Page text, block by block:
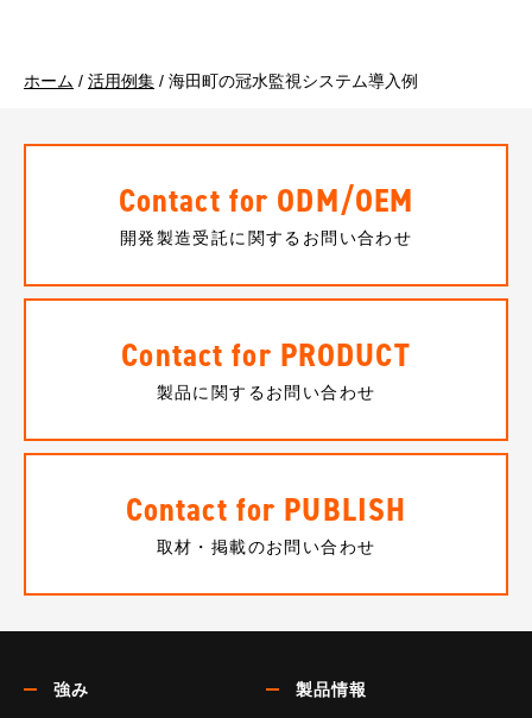
ホーム / 活用例集 / 海田町の冠水監視システム導入例
Contact for ODM/OEM
開発製造受託に関するお問い合わせ
Contact for PRODUCT
製品に関するお問い合わせ
Contact for PUBLISH
取材・掲載のお問い合わせ
強み 製品情報